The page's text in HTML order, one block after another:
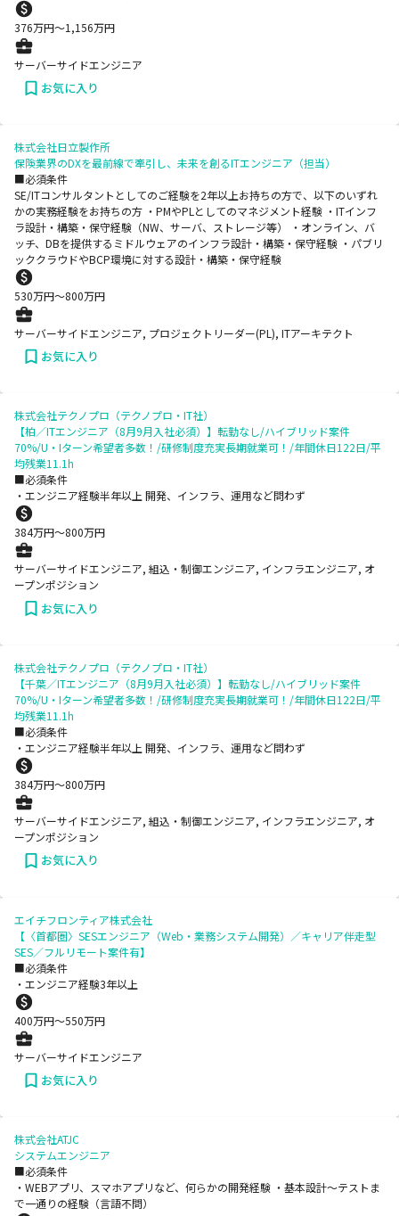
376万円〜1,156万円
サーバーサイドエンジニア
お気に入り
株式会社日立製作所
保険業界のDXを最前線で牽引し、未来を創るITエンジニア（担当）
■必須条件
SE/ITコンサルタントとしてのご経験を2年以上お持ちの方で、以下のいずれ
かの実務経験をお持ちの方 ・PMやPLとしてのマネジメント経験 ・ITインフ
ラ設計・構築・保守経験（NW、サーバ、ストレージ等） ・オンライン、バ
ッチ、DBを提供するミドルウェアのインフラ設計・構築・保守経験 ・パブリ
ッククラウドやBCP環境に対する設計・構築・保守経験
530万円〜800万円
サーバーサイドエンジニア, プロジェクトリーダー(PL), ITアーキテクト
お気に入り
株式会社テクノプロ（テクノプロ・IT社）
【柏／ITエンジニア（8月9月入社必須）】転勤なし/ハイブリッド案件
70%/U・Iターン希望者多数！/研修制度充実長期就業可！/年間休日122日/平
均残業11.1h
■必須条件
・エンジニア経験半年以上 開発、インフラ、運用など問わず
384万円〜800万円
サーバーサイドエンジニア, 組込・制御エンジニア, インフラエンジニア, オ
ープンポジション
お気に入り
株式会社テクノプロ（テクノプロ・IT社）
【千葉／ITエンジニア（8月9月入社必須）】転勤なし/ハイブリッド案件
70%/U・Iターン希望者多数！/研修制度充実長期就業可！/年間休日122日/平
均残業11.1h
■必須条件
・エンジニア経験半年以上 開発、インフラ、運用など問わず
384万円〜800万円
サーバーサイドエンジニア, 組込・制御エンジニア, インフラエンジニア, オ
ープンポジション
お気に入り
エイチフロンティア株式会社
【〈首都圏〉SESエンジニア（Web・業務システム開発）／キャリア伴走型
SES／フルリモート案件有】
■必須条件
・エンジニア経験3年以上
400万円〜550万円
サーバーサイドエンジニア
お気に入り
株式会社ATJC
システムエンジニア
■必須条件
・WEBアプリ、スマホアプリなど、何らかの開発経験 ・基本設計～テストま
で一通りの経験（言語不問）